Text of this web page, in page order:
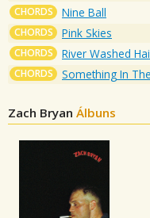
CHORDS Nine Ball
CHORDS Pink Skies
CHORDS River Washed
CHORDS Something In
Zach Bryan Álbuns